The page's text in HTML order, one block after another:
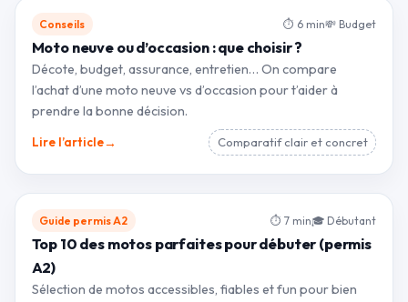
Conseils ⏱ 6 min💸 Budget
Moto neuve ou d’occasion : que choisir ?
Décote, budget, assurance, entretien… On compare
l’achat d’une moto neuve vs d’occasion pour t’aider à
prendre la bonne décision.
Lire l’article→ Comparatif clair et concret
Guide permis A2 ⏱ 7 min🎓 Débutant
Top 10 des motos parfaites pour débuter (permis
A2)
Sélection de motos accessibles, fiables et fun pour bien